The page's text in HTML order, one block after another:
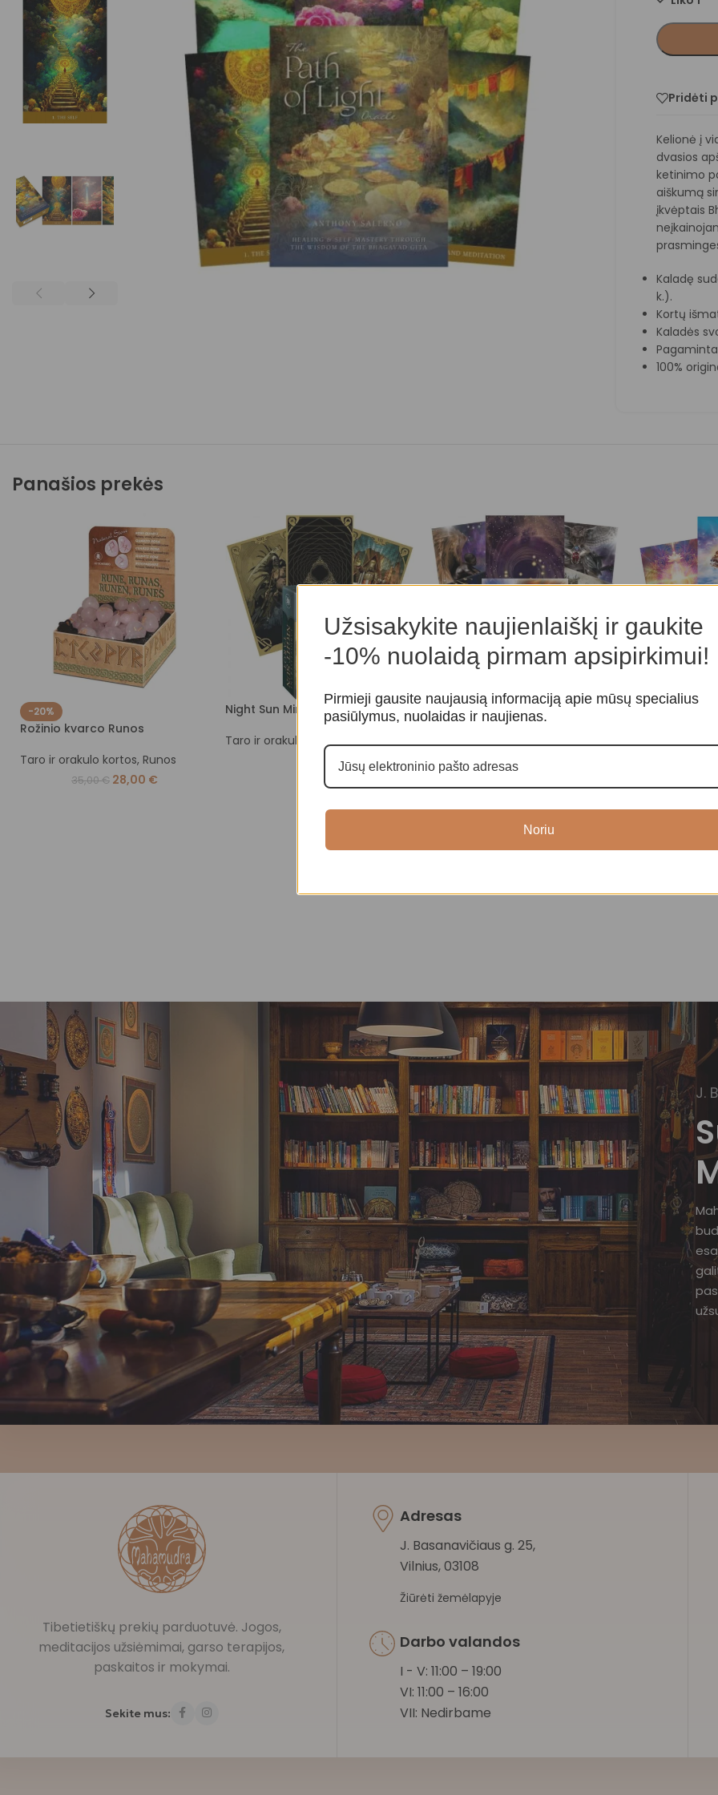
Pridėti
Kelionė į
dvasios
ketinimo
aiškumą
įkvėptais
Kaladę
k.).
Kortų
Kaladės
100%
Panašios prekės
-20%
Rožinio kvarco Runos
Taro ir orakulo kortos, Runos
35,00€ 28,00 €
Night Sun Mini taro kortos
Taro ir orakulo kortos
€
Star Temple Oracle kortos
39,00
Oracle
Taro ir
J.
Tibetietiškų prekių parduotuvė. Jogos,
meditacijos užsiėmimai, garso terapijos,
paskaitos ir mokymai.
Sekite mus:
Adresas
J. Basanavičiaus g. 25,
Vilnius, 03108
Žiūrėti žemėlapyje
Darbo valandos
I - V: 11:00 – 19:00
VI: 11:00 – 16:00
VII: Nedirbame
Užsisakykite naujienlaiškį ir gaukite
-10% nuolaidą pirmam apsipirkimui!
Pirmieji gausite naujausią informaciją apie mūsų specialius
pasiūlymus, nuolaidas ir naujienas.
Noriu